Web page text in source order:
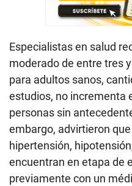
Especialistas en salud
moderado de entre tres
para adultos sanos,
estudios, no incrementa
personas sin
embargo, advirtieron
hipertensión,
encuentran en etapa de
previamente con un